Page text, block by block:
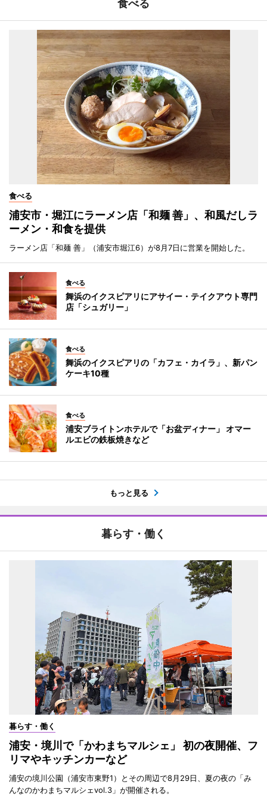
食べる
食べる
浦安市・堀江にラーメン店「和麺 善」、和風だしラ
ーメン・和食を提供
ラーメン店「和麺 善」（浦安市堀江6）が8月7日に営業を開始した。
食べる
舞浜のイクスピアリにアサイー・テイクアウト専門
店「シュガリー」
食べる
舞浜のイクスピアリの「カフェ・カイラ」、新パン
ケーキ10種
食べる
浦安ブライトンホテルで「お盆ディナー」 オマー
ルエビの鉄板焼きなど
もっと見る
暮らす・働く
暮らす・働く
浦安・境川で「かわまちマルシェ」 初の夜開催、フ
リマやキッチンカーなど
浦安の境川公園（浦安市東野1）とその周辺で8月29日、夏の夜の「み
んなのかわまちマルシェvol.3」が開催される。